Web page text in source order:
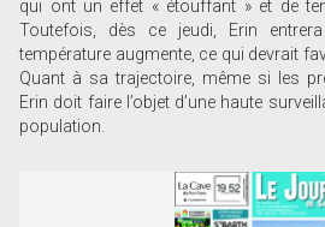
qui ont un effet « étouffant » et de
Toutefois, dès ce jeudi, Erin
température augmente, ce qui devrait
Quant à sa trajectoire, même si les
Erin doit faire l’objet d’une haute
population.